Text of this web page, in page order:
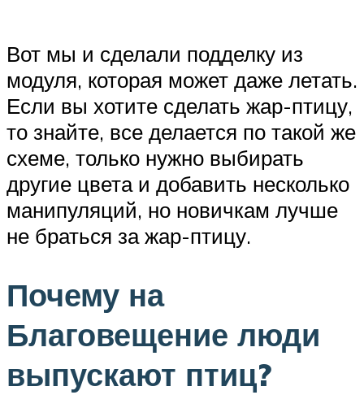
Вот мы и сделали подделку из
модуля, которая может даже летать.
Если вы хотите сделать жар-птицу,
то знайте, все делается по такой же
схеме, только нужно выбирать
другие цвета и добавить несколько
манипуляций, но новичкам лучше
не браться за жар-птицу.
Почему на
Благовещение люди
выпускают птиц?